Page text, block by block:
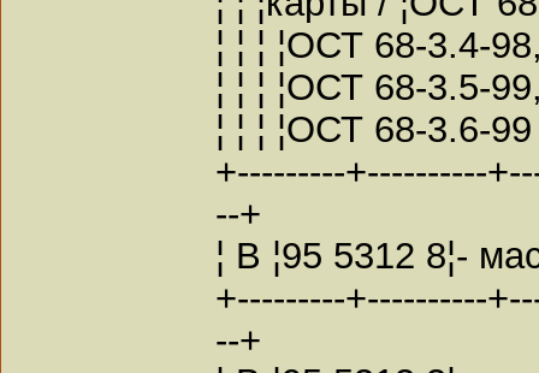
¦ ¦ ¦ ¦ОСТ 68-3.4-
¦ ¦ ¦ ¦ОСТ 68-3.5-
¦ ¦ ¦ ¦ОСТ 68-3.6-99
+---------+----------
--+
¦ В ¦95 5312 8¦-
+---------+----------
--+